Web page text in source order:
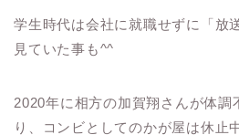
学生時代は会社に就職せずに「放
見ていた事も^^
2020年に相方の加賀翔さんが体調
り、コンビとしてのかが屋は休止